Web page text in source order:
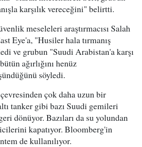
karşılık vereceğini" belirtti.
meseleleri araştırmacısı Salah
Eye'a, "Husiler hala tırmanış
ve grubun "Suudi Arabistan'a karşı
ağırlığını henüz
söyledi.
çok daha uzun bir
tanker gibi bazı Suudi gemileri
dönüyor. Bazıları da su yolundan
kapatıyor. Bloomberg'in
de kullanılıyor.